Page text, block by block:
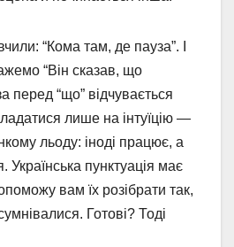
“Кома там, де пауза”. І
“Він сказав, що
перед “що” відчувається
лише на інтуїцію —
льоду: іноді працює, а
Українська пунктуація має
вам їх розібрати так,
Готові? Тоді